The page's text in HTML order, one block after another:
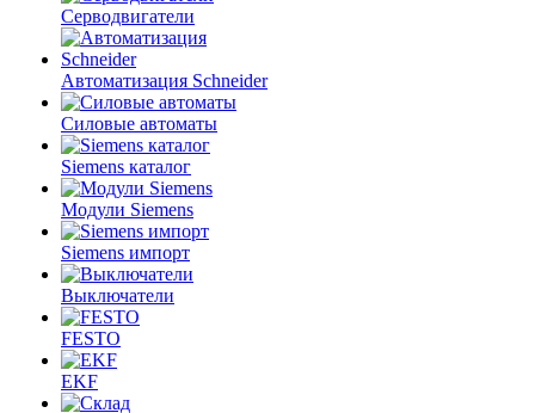
Серводвигатели
Автоматизация Schneider
Силовые автоматы
Siemens каталог
Модули Siemens
Siemens импорт
Выключатели
FESTO
EKF